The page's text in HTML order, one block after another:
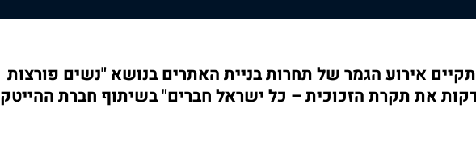
רביעי (22.5) התקיים אירוע הגמר של תחרות בניית האתרים בנושא "נשים פורצות
את תקרת הזכוכית – כל ישראל חברים" בשיתוף חברת ההייטק